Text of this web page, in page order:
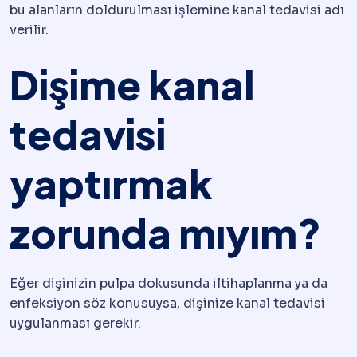
bu alanların doldurulması işlemine kanal tedavisi adı
verilir.
Dişime kanal
tedavisi
yaptırmak
zorunda mıyım?
Eğer dişinizin pulpa dokusunda iltihaplanma ya da
enfeksiyon söz konusuysa, dişinize kanal tedavisi
uygulanması gerekir.